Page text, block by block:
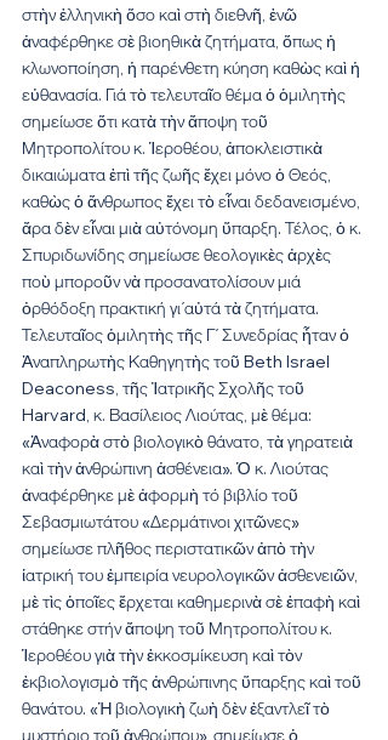
στὴν ἑλληνικὴ ὅσο καὶ στὴ διεθνῆ, ἐνῶ
ἀναφέρθηκε σὲ βιοηθικὰ ζητήματα, ὅπως ἡ
κλωνοποίηση, ἡ παρένθετη κύηση καθὼς καὶ ἡ
εὐθανασία. Γιά τὸ τελευταῖο θέμα ὁ ὁμιλητὴς
σημείωσε ὅτι κατὰ τὴν ἄποψη τοῦ
Μητροπολίτου κ. Ἱεροθέου, ἀποκλειστικὰ
δικαιώματα ἐπὶ τῆς ζωῆς ἔχει μόνο ὁ Θεός,
καθὼς ὁ ἄνθρωπος ἔχει τὸ εἶναι δεδανεισμένο,
ἄρα δὲν εἶναι μιὰ αὐτόνομη ὕπαρξη. Τέλος, ὁ κ.
Σπυριδωνίδης σημείωσε θεολογικὲς ἀρχὲς
ποὺ μποροῦν νὰ προσανατολίσουν μιά
ὀρθόδοξη πρακτική γι΄αὐτά τὰ ζητήματα.
Τελευταῖος ὁμιλητὴς τῆς Γ΄ Συνεδρίας ἦταν ὁ
Ἀναπληρωτὴς Καθηγητὴς τοῦ Beth Israel
Deaconess, τῆς Ἰατρικῆς Σχολῆς τοῦ
Harvard, κ. Βασίλειος Λιούτας, μὲ θέμα:
«Ἀναφορὰ στὸ βιολογικὸ θάνατο, τὰ γηρατειὰ
καὶ τὴν ἀνθρώπινη ἀσθένεια». Ὁ κ. Λιούτας
ἀναφέρθηκε μὲ ἀφορμὴ τό βιβλίο τοῦ
Σεβασμιωτάτου «Δερμάτινοι χιτῶνες»
σημείωσε πλῆθος περιστατικῶν ἀπὸ τὴν
ἰατρική του ἐμπειρία νευρολογικῶν ἀσθενειῶν,
μὲ τὶς ὁποῖες ἔρχεται καθημερινὰ σὲ ἐπαφὴ καὶ
στάθηκε στήν ἄποψη τοῦ Μητροπολίτου κ.
Ἱεροθέου γιὰ τὴν ἐκκοσμίκευση καὶ τὸν
ἐκβιολογισμὸ τῆς ἀνθρώπινης ὕπαρξης καὶ τοῦ
θανάτου. «Ἡ βιολογικὴ ζωὴ δὲν ἐξαντλεῖ τὸ
μυστήριο τοῦ ἀνθρώπου», σημείωσε ὁ